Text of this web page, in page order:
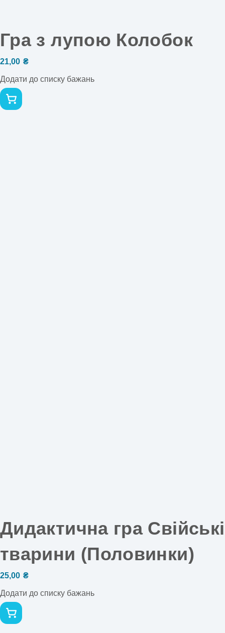
Гра з лупою Колобок
21,00 ₴
Додати до списку бажань
Дидактична гра Свійські
тварини (Половинки)
25,00 ₴
Додати до списку бажань